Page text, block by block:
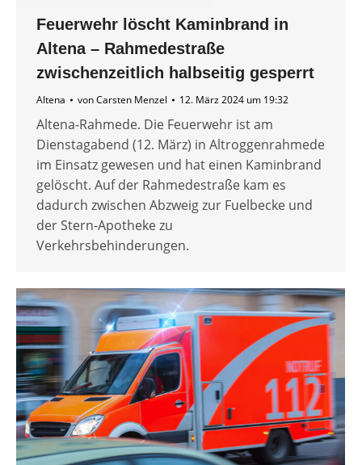
Feuerwehr löscht Kaminbrand in
Altena – Rahmedestraße
zwischenzeitlich halbseitig gesperrt
Altena vonCarsten Menzel 12. März 2024 um 19:32
Altena-Rahmede. Die Feuerwehr ist am
Dienstagabend (12. März) in Altroggenrahmede
im Einsatz gewesen und hat einen Kaminbrand
gelöscht. Auf der Rahmedestraße kam es
dadurch zwischen Abzweig zur Fuelbecke und
der Stern-Apotheke zu
Verkehrsbehinderungen.